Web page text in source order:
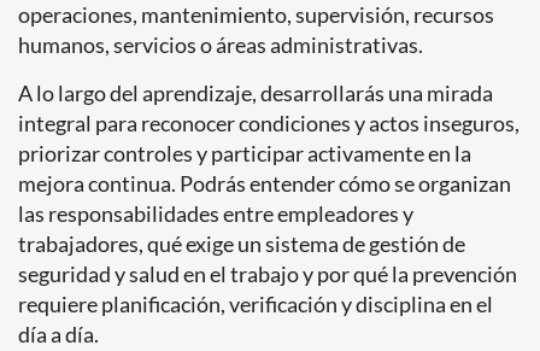
operaciones, mantenimiento, supervisión, recursos
humanos, servicios o áreas administrativas.
A lo largo del aprendizaje, desarrollarás una mirada
integral para reconocer condiciones y actos inseguros,
priorizar controles y participar activamente en la
mejora continua. Podrás entender cómo se organizan
las responsabilidades entre empleadores y
trabajadores, qué exige un sistema de gestión de
seguridad y salud en el trabajo y por qué la prevención
requiere planificación, verificación y disciplina en el
día a día.